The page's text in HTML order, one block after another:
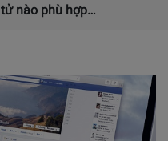
tử nào phù hợp…